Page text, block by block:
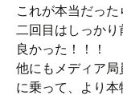
これが本当だった
二回目はしっかり
良かった！！！
他にもメディア
に乗って、より本